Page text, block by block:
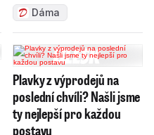
Dáma
Plavky z výprodejů na
poslední chvíli? Našli jsme
ty nejlepší pro každou
postavu